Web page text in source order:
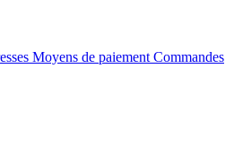
Moyens de paiement Commandes